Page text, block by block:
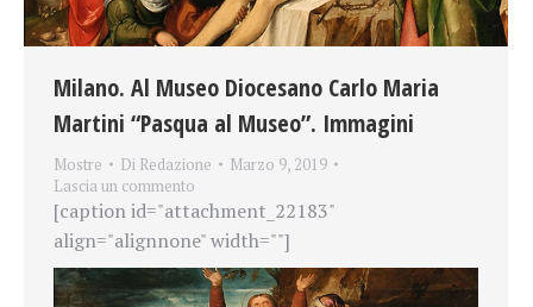
Milano. Al Museo Diocesano Carlo Maria
Martini “Pasqua al Museo”. Immagini
Mostre Di Redazione
Marzo 9, 2019
Lascia un commento
[caption id="attachment_22183"
align="alignnone" width=""]